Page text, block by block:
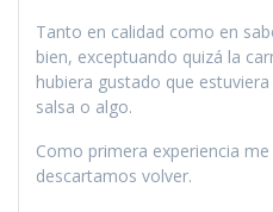
Tanto en calidad como en
bien, exceptuando quizá la
hubiera gustado que
salsa o algo.
Como primera experiencia
descartamos volver.